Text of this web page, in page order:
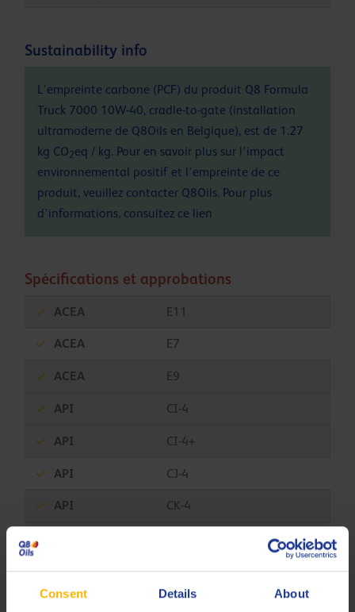
Consent Details About
Sustainability info
L'empreinte carbone (PCF) du produit Q8 Formula
Truck 7000 10W-40, cradle-to-gate (installation
ultramoderne de Q8Oils en Belgique), est de 1.27
kg CO2eq / kg. Pour en savoir plus sur l'impact
environnemental positif et l'empreinte de ce
produit, veuillez contacter Q8Oils. Pour plus
d'informations, consultez ce lien
Spécifications et approbations
ACEA E11
ACEA E7
ACEA E9
API CI-4
API CI-4+
API CJ-4
API CK-4
Allison TES-439
Caterpillar ECF-3